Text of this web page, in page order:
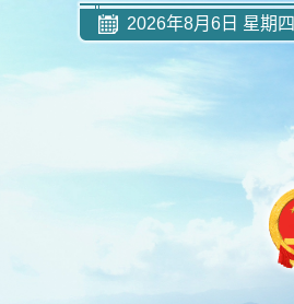
2026年8月6日 星期四